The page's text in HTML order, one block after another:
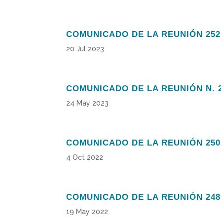
COMUNICADO DE LA REUNIÓN 252
20 Jul 2023
COMUNICADO DE LA REUNIÓN N.
24 May 2023
COMUNICADO DE LA REUNIÓN 250
4 Oct 2022
COMUNICADO DE LA REUNIÓN 248
19 May 2022